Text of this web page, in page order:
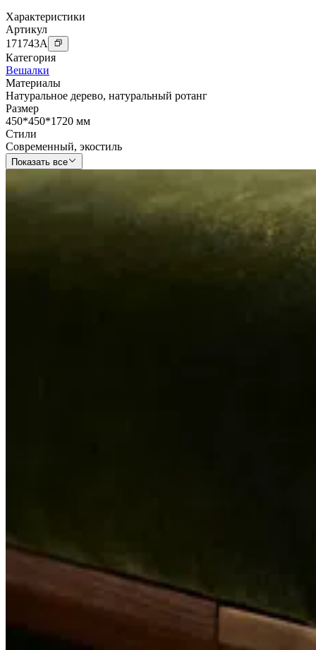
Характеристики
Артикул
171743A
Категория
Вешалки
Материалы
Натуральное дерево, натуральный ротанг
Размер
450*450*1720 мм
Стили
Современный, экостиль
Показать все